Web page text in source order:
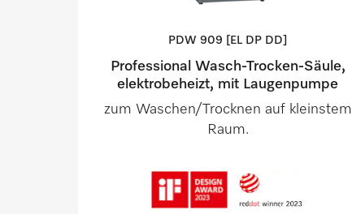
PDW 909 [EL DP DD]
Professional Wasch-Trocken-Säule,
elektrobeheizt, mit Laugenpumpe
zum Waschen/Trocknen auf kleinstem
Raum.